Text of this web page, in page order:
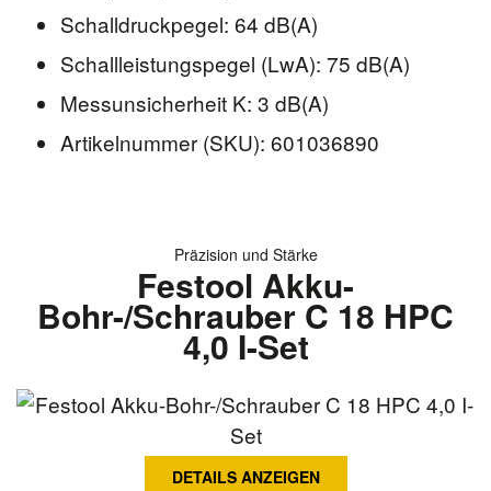
Schalldruckpegel: 64 dB(A)
Schallleistungspegel (LwA): 75 dB(A)
Messunsicherheit K: 3 dB(A)
Artikelnummer (SKU): 601036890
Präzision und Stärke
Festool Akku-
Bohr-/Schrauber C 18 HPC
4,0 I-Set
DETAILS ANZEIGEN